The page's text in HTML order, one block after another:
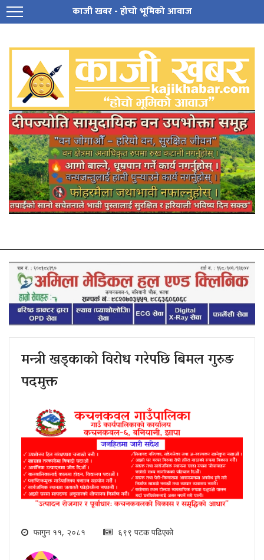
काजी खबर - होचो भूमिको आवाज
मन्त्री खड्काको विरोध गरेपछि बिमल गुरुङ
पदमुक्त
फागुन ११, २०८१ ६९९ पटक पढिएको